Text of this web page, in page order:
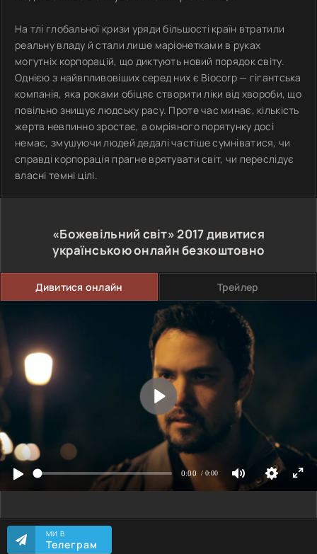
На тлі глобальної кризи уряди більшості країн втратили
реальну владу й стали лише маріонетками в руках
могутніх корпорацій, що диктують новий порядок світу.
Однією з найвпливовіших серед них є Biocorp — гігантська
компанія, яка роками обіцяє створити ліки від хвороби, що
повільно знищує людську расу. Проте час минає, кількість
жертв невпинно зростає, а омріяного порятунку досі
немає, змушуючи людей дедалі частіше сумніватися, чи
справді корпорація прагне врятувати світ, чи переслідує
власні темні цілі.
«Божевільний світ»2017дивитися
українською онлайн безкоштовно
Дивитися онлайн Трейлер
МИ В
Телеграм